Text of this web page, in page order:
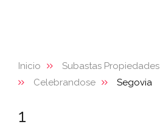
Inicio Subastas Propiedades
Celebrandose
Segovia
1